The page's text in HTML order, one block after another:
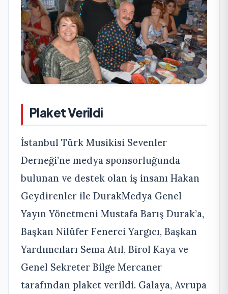
Plaket Verildi
İstanbul Türk Musikisi Sevenler
Derneği’ne medya sponsorluğunda
bulunan ve destek olan iş insanı Hakan
Geydirenler ile DurakMedya Genel
Yayın Yönetmeni Mustafa Barış Durak’a,
Başkan Nilüfer Fenerci Yargıcı, Başkan
Yardımcıları Sema Atıl, Birol Kaya ve
Genel Sekreter Bilge Mercaner
tarafından plaket verildi. Galaya, Avrupa